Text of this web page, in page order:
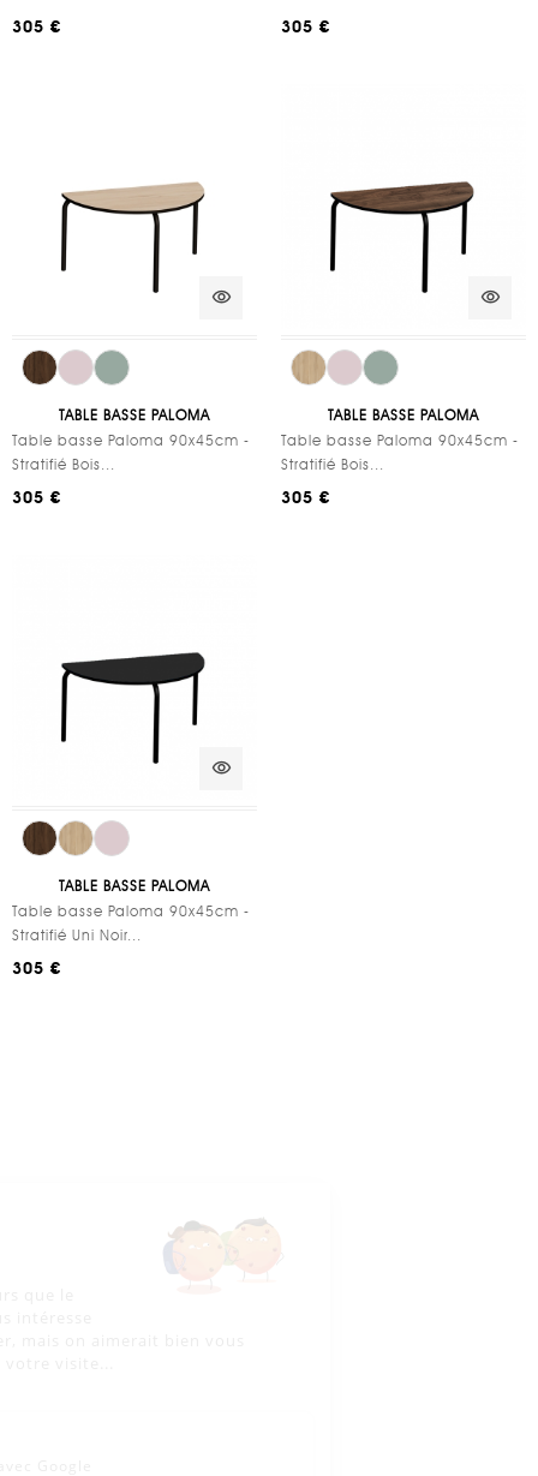
305 € 305 €
visibility
TABLE BASSE PALOMA
Table basse Paloma 90x45cm -
Stratifié Bois...
305 €
visibility
TABLE BASSE PALOMA
Table basse Paloma 90x45cm -
Stratifié Bois...
305 €
visibility
TABLE BASSE PALOMA
Table basse Paloma 90x45cm -
Stratifié Uni Noir...
305 €
Salut c'est nous...
les Cookies !
On a attendu d'être sûrs que le